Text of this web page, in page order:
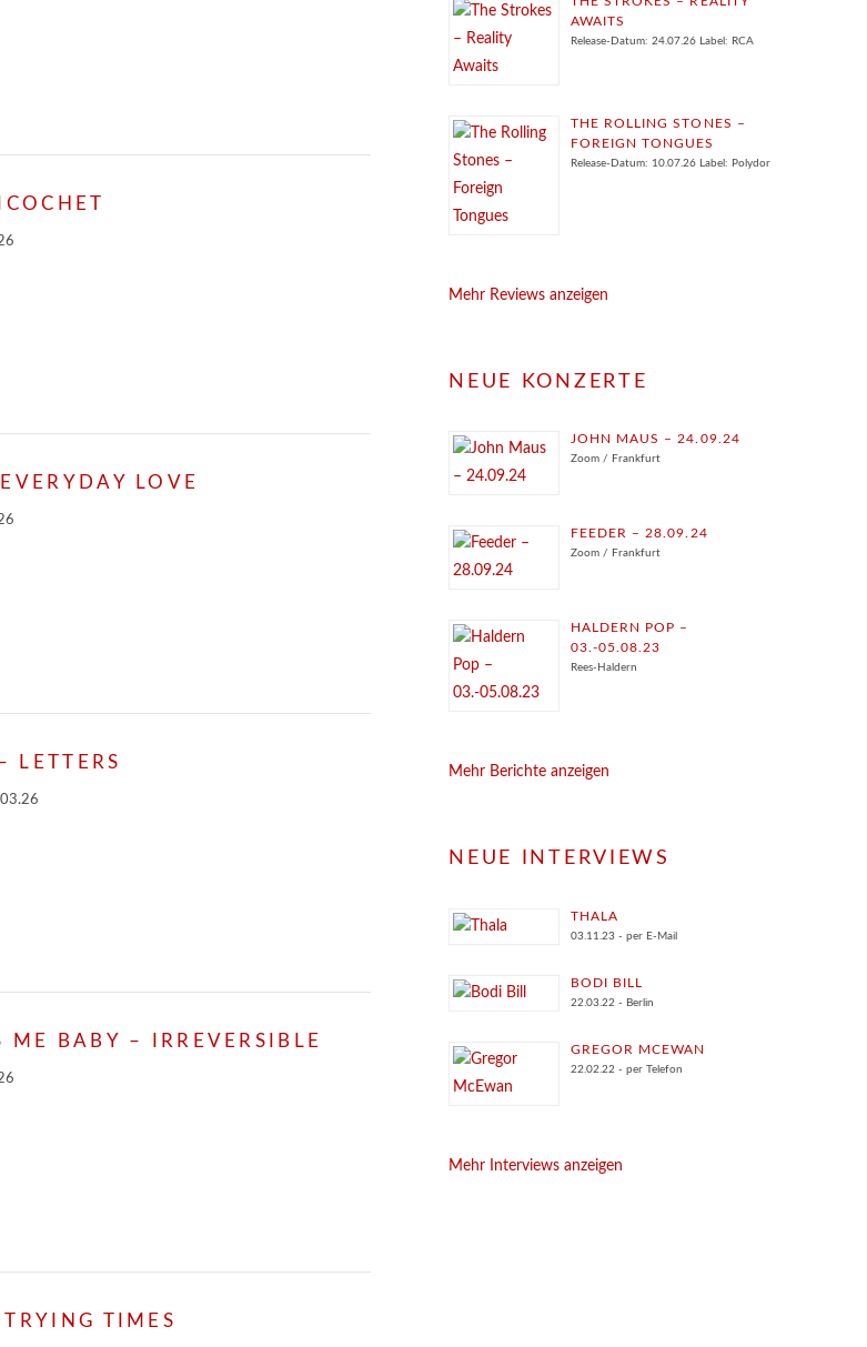
LOVE
LETTERS
ME BABY – IRREVERSIBLE
TIMES
AWAITS
Release-Datum: 24.07.26 Label: RCA
THE ROLLING STONES –
FOREIGN TONGUES
Release-Datum: 10.07.26 Label: Polydor
Mehr Reviews anzeigen
NEUE KONZERTE
JOHN MAUS – 24.09.24
Zoom / Frankfurt
FEEDER – 28.09.24
Zoom / Frankfurt
HALDERN POP –
03.-05.08.23
Rees-Haldern
Mehr Berichte anzeigen
NEUE INTERVIEWS
THALA
03.11.23 - per E-Mail
BODI BILL
22.03.22 - Berlin
GREGOR MCEWAN
22.02.22 - per Telefon
Mehr Interviews anzeigen